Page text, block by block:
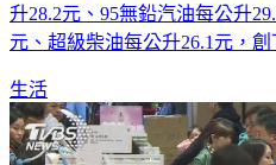
升28.2元、95無鉛汽油每公升
元、超級柴油每公升26.1元，創
生活